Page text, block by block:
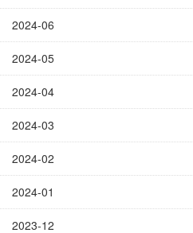
2024-06
2024-05
2024-04
2024-03
2024-02
2024-01
2023-12